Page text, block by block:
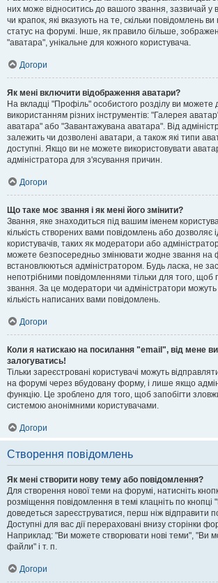
них може відноситись до вашого звання, зазвичай у
чи крапок, які вказують на те, скільки повідомлень
статус на форумі. Інше, як правило більше,
"аватара", унікальне для кожного користувача.
Догори
Як мені включити відображення аватари?
На вкладці "Профіль" особистого розділу ви можете
використанням різних інструментів: "Галерея
аватара" або "Завантажувана аватара". Від
залежить чи дозволені аватари, а також які типи
доступні. Якщо ви не можете використовувати
адміністратора для з'ясування причин.
Догори
Що таке моє звання і як мені його змінити?
Звання, яке знаходиться під вашим іменем
кількість створених вами повідомлень або дозволяє
користувачів, таких як модератори або
можете безпосередньо змінювати жодне звання на
встановлюються адміністратором. Будь ласка, не
непотрібними повідомленнями тільки для того, щоб
звання. За це модератори чи адміністратори
кількість написаних вами повідомлень.
Догори
Коли я натискаю на посилання "email", від мене
залогуватись!
Тільки зареєстровані користувачі можуть
на форумі через вбудовану форму, і лише якщо
функцію. Це зроблено для того, щоб запобігти
системою анонімними користувачами.
Догори
Створення повідомлень
Як мені створити нову тему або повідомлення?
Для створення нової теми на форумі, натисніть
розміщення повідомлення в темі клацніть по кнопці
доведеться зареєструватися, перш ніж відправити
Доступні для вас дії перераховані внизу сторінки
Наприклад: "Ви можете створювати нові теми", "Ви
файли" і т. п.
Догори